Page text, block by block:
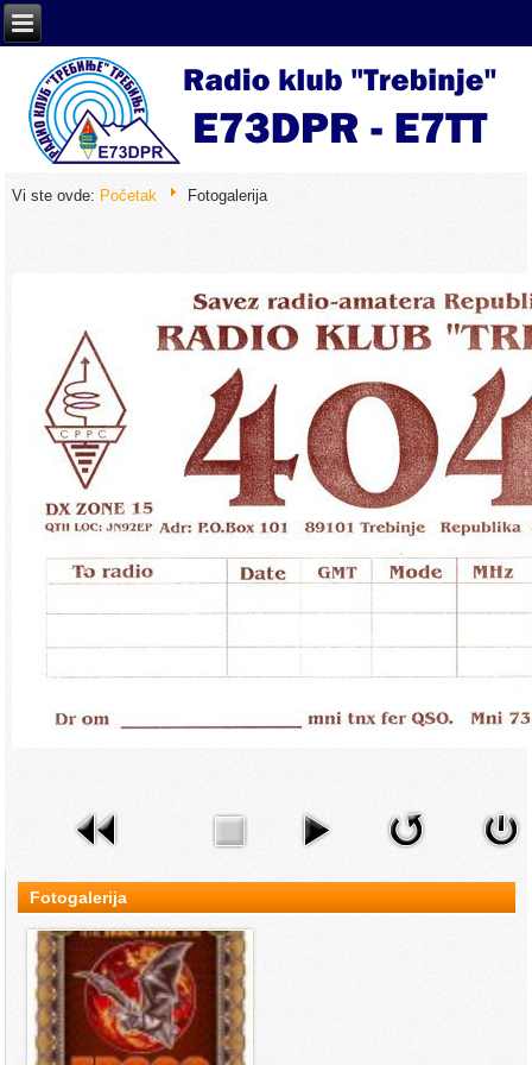
Vi ste ovde: Početak Fotogalerija
Fotogalerija